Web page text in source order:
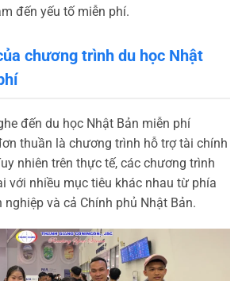
đến yếu tố miễn phí.
chương trình du học Nhật
đến du học Nhật Bản miễn phí
thuần là chương trình hỗ trợ tài chính
nhiên trên thực tế, các chương trình
với nhiều mục tiêu khác nhau từ phía
và cả Chính phủ Nhật Bản.